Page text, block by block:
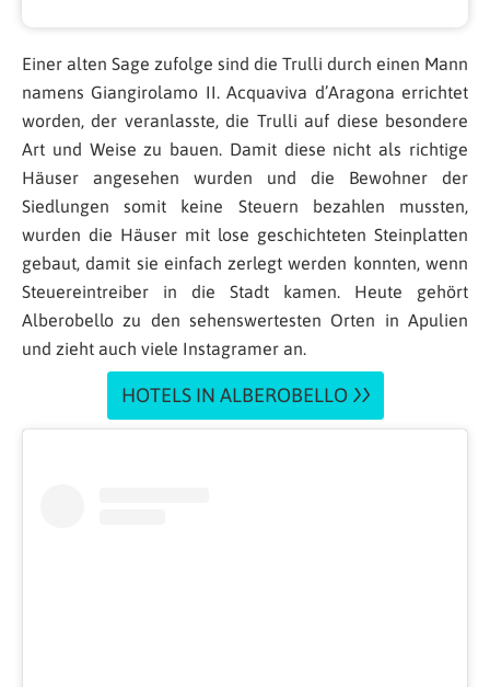
Einer alten Sage zufolge sind die Trulli durch einen Mann
namens Giangirolamo II. Acquaviva d’Aragona errichtet
worden, der veranlasste, die Trulli auf diese besondere
Art und Weise zu bauen. Damit diese nicht als richtige
Häuser angesehen wurden und die Bewohner der
Siedlungen somit keine Steuern bezahlen mussten,
wurden die Häuser mit lose geschichteten Steinplatten
gebaut, damit sie einfach zerlegt werden konnten, wenn
Steuereintreiber in die Stadt kamen. Heute gehört
Alberobello zu den sehenswertesten Orten in Apulien
und zieht auch viele Instagramer an.
HOTELS IN ALBEROBELLO